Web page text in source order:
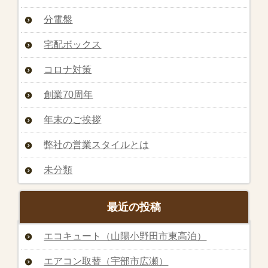
分電盤
宅配ボックス
コロナ対策
創業70周年
年末のご挨拶
弊社の営業スタイルとは
未分類
最近の投稿
エコキュート（山陽小野田市東高泊）
エアコン取替（宇部市広瀬）